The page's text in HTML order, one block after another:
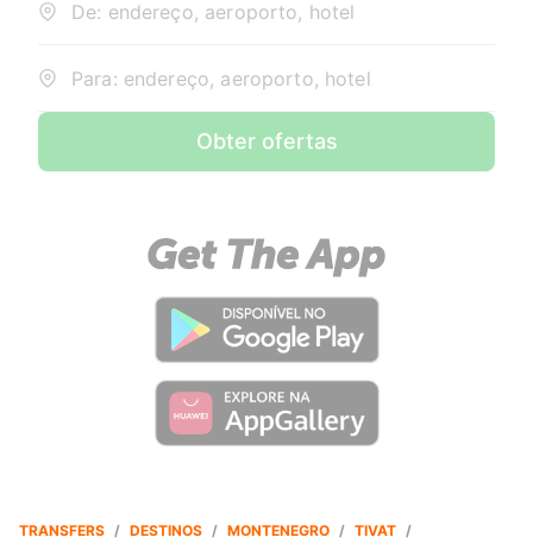
De: endereço, aeroporto, hotel
Para: endereço, aeroporto, hotel
Obter ofertas
TRANSFERS / DESTINOS / MONTENEGRO / TIVAT /